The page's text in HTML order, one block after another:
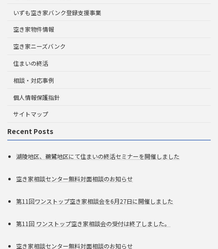
いずも空き家バンク登録支援事業
空き家物件情報
空き家ニーズバンク
住まいの終活
相談・対応事例
個人情報保護指針
サイトマップ
Recent Posts
湖陵地区、鵜鷺地区にて住まいの終活セミナーを開催しました
空き家相談センター無料対面相談のお知らせ
第11回ワンストップ空き家相談会を6月27日に開催しました
第11回 ワンストップ空き家相談会の受付は終了しました。
空き家相談センター無料対面相談のお知らせ